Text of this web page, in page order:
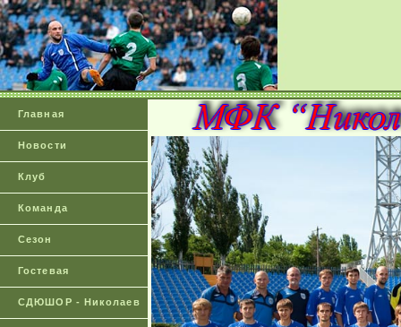
Главная
Новости
Клуб
Команда
Сезон
Гостевая
СДЮШОР - Николаев